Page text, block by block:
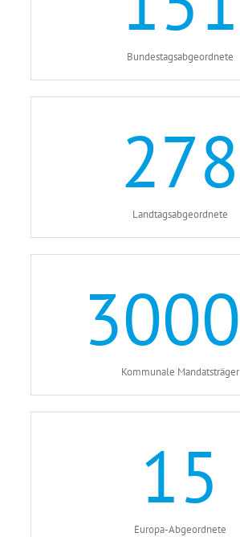
Bundestagsabgeordnete
278
Landtagsabgeordnete
3000
Kommunale Mandatsträger
15
Europa-Abgeordnete